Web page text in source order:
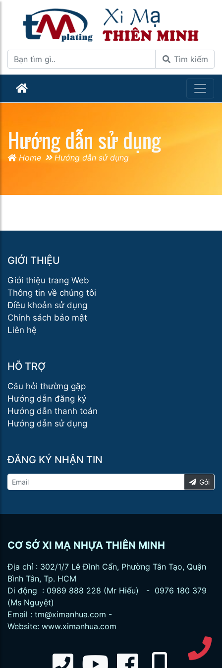
Tìm kiếm
Hướng dẫn sử dụng
Home Hướng dẫn sử dụng
GIỚI THIỆU
Giới thiệu trang Web
Thông tin về chúng tôi
Điều khoản sử dụng
Chính sách bảo mật
Liên hệ
HỖ TRỢ
Câu hỏi thường gặp
Hướng dẫn đăng ký
Hướng dẫn thanh toán
Hướng dẫn sử dụng
ĐĂNG KÝ NHẬN TIN
Gởi
CƠ SỞ XI MẠ NHỰA THIÊN MINH
Địa chỉ : 302/1/7 Lê Đình Cẩn, Phường Tân Tạo, Quận
Bình Tân, Tp. HCM
Di động : 0989 888 228 (Mr Hiếu) - 0976 180 379
(Ms Nguyệt)
Email : tm@ximanhua.com -
Website: www.ximanhua.com